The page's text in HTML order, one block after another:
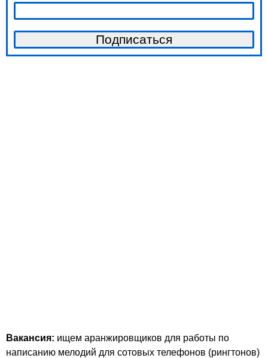
Вакансия: ищем аранжировщиков для работы по
написанию мелодий для сотовых телефонов (рингтонов)